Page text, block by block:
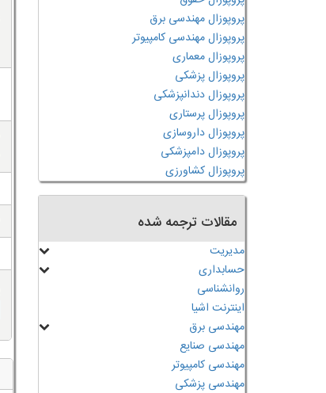
پروپوزال مهندسی برق
پروپوزال مهندسی کامپیوتر
پروپوزال معماری
پروپوزال پزشکی
پروپوزال دندانپزشکی
پروپوزال پرستاری
پروپوزال داروسازی
پروپوزال دامپزشکی
پروپوزال کشاورزی
مقالات ترجمه شده
مدیریت
حسابداری
روانشناسی
اینترنت اشیا
مهندسی برق
مهندسی صنایع
مهندسی کامپیوتر
مهندسی پزشکی